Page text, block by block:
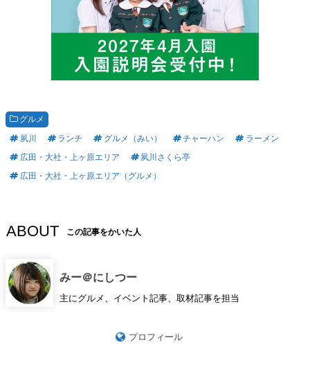
グルメ
夙川
ランチ グルメ（みい） チャーハン
ラーメン
広田・大社・上ヶ原エリア
夙川さくら亭
広田・大社・上ヶ原エリア（グルメ）
ABOUT この記事をかいた人
みー＠にしつー
主にグルメ、イベント記事、取材記事を担当
プロフィール